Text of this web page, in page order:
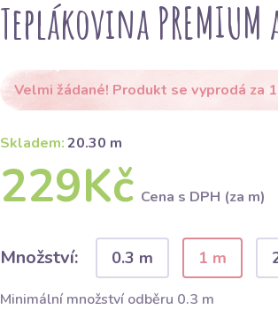
Teplákovina
Velmi žádané! Produkt se vyprodá za
Skladem:20.30 m
229Kč Cena s DPH (za m)
Množství: 0.3 m 1 m
Minimální množství odběru 0.3 m